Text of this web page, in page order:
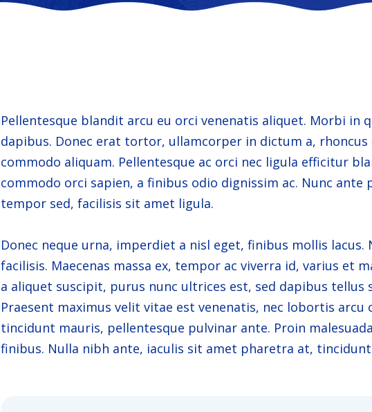
Pellentesque blandit arcu eu orci venenatis aliquet. Morbi in
dapibus. Donec erat tortor, ullamcorper in dictum a, rhoncus
commodo aliquam. Pellentesque ac orci nec ligula efficitur
commodo orci sapien, a finibus odio dignissim ac. Nunc ante
tempor sed, facilisis sit amet ligula.
Donec neque urna, imperdiet a nisl eget, finibus mollis
facilisis. Maecenas massa ex, tempor ac viverra id, varius et
a aliquet suscipit, purus nunc ultrices est, sed dapibus tellus
Praesent maximus velit vitae est venenatis, nec lobortis arcu
tincidunt mauris, pellentesque pulvinar ante. Proin
finibus. Nulla nibh ante, iaculis sit amet pharetra at,